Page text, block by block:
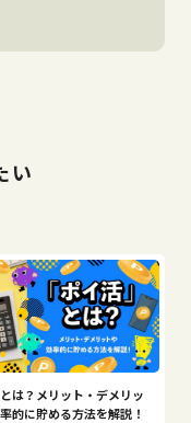
い
は？メリット・デメリッ
的に貯める方法を解説！